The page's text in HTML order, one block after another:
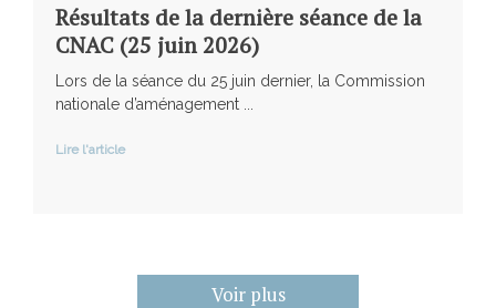
Résultats de la dernière séance de la
CNAC (25 juin 2026)
Lors de la séance du 25 juin dernier, la Commission
nationale d’aménagement ...
Lire l'article
Voir plus